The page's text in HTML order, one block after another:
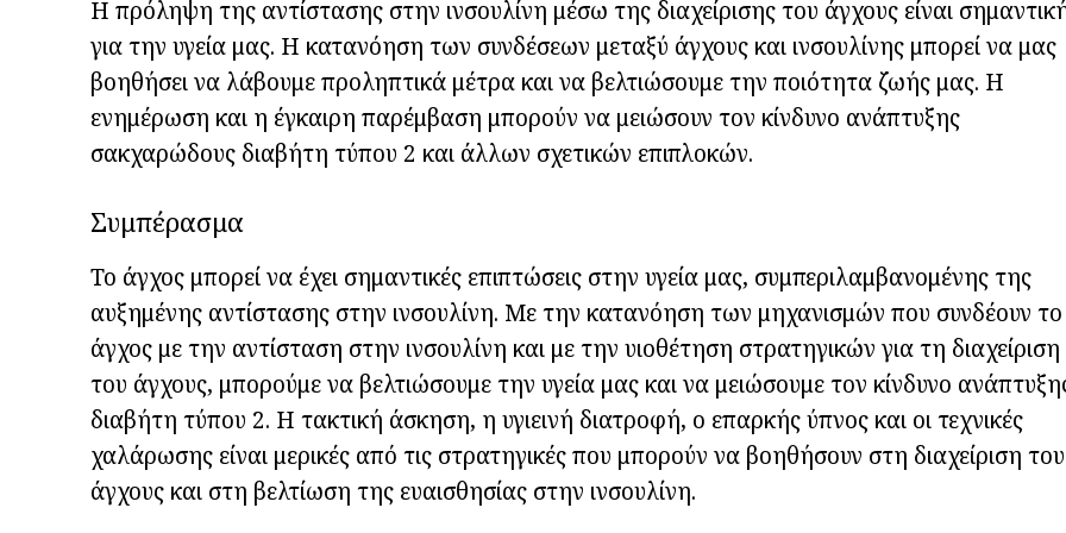
Η πρόληψη της αντίστασης στην ινσουλίνη μέσω της διαχείρισης του άγχους είναι
για την υγεία μας. Η κατανόηση των συνδέσεων μεταξύ άγχους και ινσουλίνης μπορεί να μας
βοηθήσει να λάβουμε προληπτικά μέτρα και να βελτιώσουμε την ποιότητα ζωής μας. Η
ενημέρωση και η έγκαιρη παρέμβαση μπορούν να μειώσουν τον κίνδυνο ανάπτυξης
σακχαρώδους διαβήτη τύπου 2 και άλλων σχετικών επιπλοκών.
Συμπέρασμα
Το άγχος μπορεί να έχει σημαντικές επιπτώσεις στην υγεία μας, συμπεριλαμβανομένης της
αυξημένης αντίστασης στην ινσουλίνη. Με την κατανόηση των μηχανισμών που συνδέουν το
άγχος με την αντίσταση στην ινσουλίνη και με την υιοθέτηση στρατηγικών για τη διαχείριση
του άγχους, μπορούμε να βελτιώσουμε την υγεία μας και να μειώσουμε τον κίνδυνο
διαβήτη τύπου 2. Η τακτική άσκηση, η υγιεινή διατροφή, ο επαρκής ύπνος και οι τεχνικές
χαλάρωσης είναι μερικές από τις στρατηγικές που μπορούν να βοηθήσουν στη διαχείριση του
άγχους και στη βελτίωση της ευαισθησίας στην ινσουλίνη.